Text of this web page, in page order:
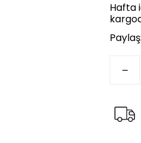
Hafta
Paylaş: